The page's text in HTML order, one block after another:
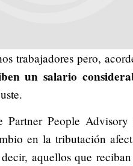
trabajadores pero,
un salario
Partner People
en la tributación
aquellos que